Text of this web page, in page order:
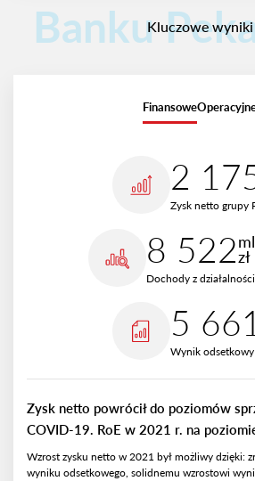
BankuKluczowe wyniki
Finansowe
2
Zysk netto grupy
8 522zł
Dochody z
5 661
Wynik
Zysk netto powrócił do poziomów
COVID-19. RoE w 2021 r. na
Wzrost zysku netto w 2021 był możliwy dzięki:
wyniku odsetkowego, solidnemu wzrostowi